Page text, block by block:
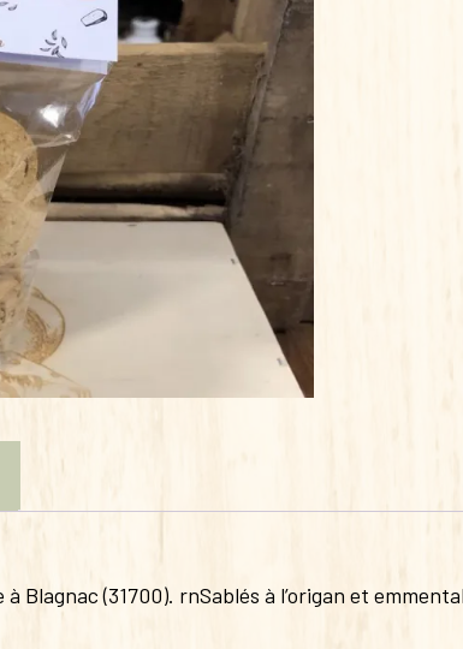
Blagnac (31700). rnSablés à l’origan et